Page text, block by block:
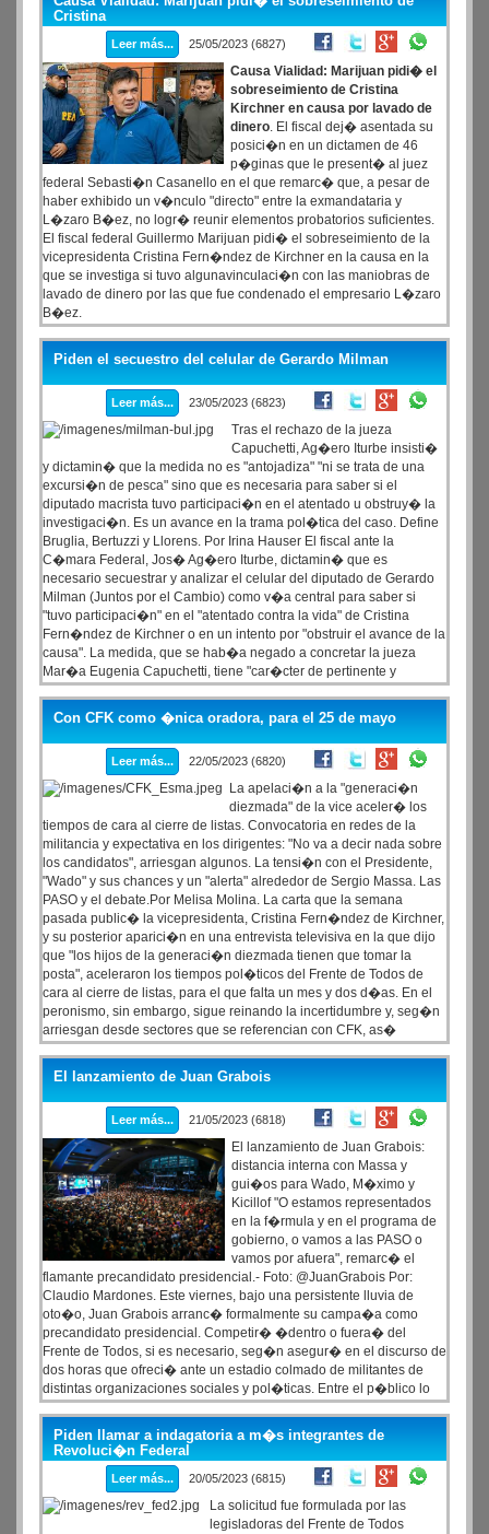
Cristina
Leer más... 25/05/2023 (6827)
Causa Vialidad: Marijuan pidi� el
sobreseimiento de Cristina
Kirchner en causa por lavado de
dinero. El fiscal dej� asentada su
posici�n en un dictamen de 46
p�ginas que le present� al juez
federal Sebasti�n Casanello en el que remarc� que, a pesar de
haber exhibido un v�nculo "directo" entre la exmandataria y
L�zaro B�ez, no logr� reunir elementos probatorios suficientes.
El fiscal federal Guillermo Marijuan pidi� el sobreseimiento de la
vicepresidenta Cristina Fern�ndez de Kirchner en la causa en la
que se investiga si tuvo algunavinculaci�n con las maniobras de
lavado de dinero por las que fue condenado el empresario L�zaro
B�ez.
Piden el secuestro del celular de Gerardo Milman
Leer más... 23/05/2023 (6823)
Tras el rechazo de la jueza
Capuchetti, Ag�ero Iturbe insisti�
y dictamin� que la medida no es "antojadiza" "ni se trata de una
excursi�n de pesca" sino que es necesaria para saber si el
diputado macrista tuvo participaci�n en el atentado u obstruy� la
investigaci�n. Es un avance en la trama pol�tica del caso. Define
Bruglia, Bertuzzi y Llorens. Por Irina Hauser El fiscal ante la
C�mara Federal, Jos� Ag�ero Iturbe, dictamin� que es
necesario secuestrar y analizar el celular del diputado de Gerardo
Milman (Juntos por el Cambio) como v�a central para saber si
"tuvo participaci�n" en el "atentado contra la vida" de Cristina
Fern�ndez de Kirchner o en un intento por "obstruir el avance de la
causa". La medida, que se hab�a negado a concretar la jueza
Mar�a Eugenia Capuchetti, tiene "car�cter de pertinente y
conducente, en atenci�n a la gravedad del hecho investigado y a
la vinculaci�n del mencionado (Milman) al objeto procesal"
Con CFK como �nica oradora, para el 25 de mayo
Leer más... 22/05/2023 (6820)
La apelaci�n a la "generaci�n
diezmada" de la vice aceler� los
tiempos de cara al cierre de listas. Convocatoria en redes de la
militancia y expectativa en los dirigentes: "No va a decir nada sobre
los candidatos", arriesgan algunos. La tensi�n con el Presidente,
"Wado" y sus chances y un "alerta" alrededor de Sergio Massa. Las
PASO y el debate.Por Melisa Molina. La carta que la semana
pasada public� la vicepresidenta, Cristina Fern�ndez de Kirchner,
y su posterior aparici�n en una entrevista televisiva en la que dijo
que "los hijos de la generaci�n diezmada tienen que tomar la
posta", aceleraron los tiempos pol�ticos del Frente de Todos de
cara al cierre de listas, para el que falta un mes y dos d�as. En el
peronismo, sin embargo, sigue reinando la incertidumbre y, seg�n
arriesgan desde sectores que se referencian con CFK, as�
seguir� la situaci�n hasta �ltimo momento. El 25 de mayo ser�
la pr�xima parada importante para la militancia y la dirigencia,
porque la l�der del espacio hablar� en Plaza de Mayo.
El lanzamiento de Juan Grabois
Leer más... 21/05/2023 (6818)
El lanzamiento de Juan Grabois:
distancia interna con Massa y
gui�os para Wado, M�ximo y
Kicillof "O estamos representados
en la f�rmula y en el programa de
gobierno, o vamos a las PASO o
vamos por afuera", remarc� el
flamante precandidato presidencial.- Foto: @JuanGrabois Por:
Claudio Mardones. Este viernes, bajo una persistente lluvia de
oto�o, Juan Grabois arranc� formalmente su campa�a como
precandidato presidencial. Competir� �dentro o fuera� del
Frente de Todos, si es necesario, seg�n asegur� en el discurso de
dos horas que ofreci� ante un estadio colmado de militantes de
distintas organizaciones sociales y pol�ticas. Entre el p�blico lo
escuchaban invitados de casi todos los espacios que integran el
oficialismo, salvo del Frente Renovador que lidera Sergio Massa.
Piden llamar a indagatoria a m�s integrantes de
Revoluci�n Federal
Leer más... 20/05/2023 (6815)
La solicitud fue formulada por las
legisladoras del Frente de Todos